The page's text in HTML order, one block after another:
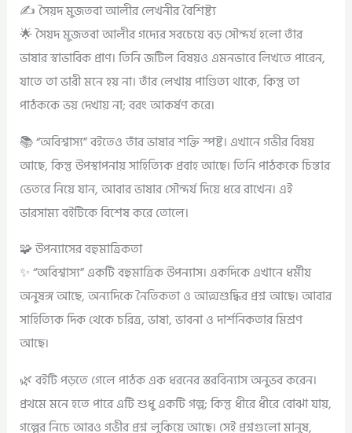
✍️ সৈয়দ মুজতবা আলীর লেখনীর বৈশিষ্ট্য
🌟 সৈয়দ মুজতবা আলীর গদ্যের সবচেয়ে বড় সৌন্দর্য হলো তাঁর
ভাষার স্বাভাবিক প্রাণ। তিনি জটিল বিষয়ও এমনভাবে লিখতে পারেন,
যাতে তা ভারী মনে হয় না। তাঁর লেখায় পাণ্ডিত্য থাকে, কিন্তু তা
পাঠককে ভয় দেখায় না; বরং আকর্ষণ করে।
📚 “অবিশ্বাস্য” বইতেও তাঁর ভাষার শক্তি স্পষ্ট। এখানে গভীর বিষয়
আছে, কিন্তু উপস্থাপনায় সাহিত্যিক প্রবাহ আছে। তিনি পাঠককে চিন্তার
ভেতরে নিয়ে যান, আবার ভাষার সৌন্দর্য দিয়ে ধরে রাখেন। এই
ভারসাম্য বইটিকে বিশেষ করে তোলে।
🧩 উপন্যাসের বহুমাত্রিকতা
✨ “অবিশ্বাস্য” একটি বহুমাত্রিক উপন্যাস। একদিকে এখানে ধর্মীয়
অনুষঙ্গ আছে, অন্যদিকে নৈতিকতা ও আত্মশুদ্ধির প্রশ্ন আছে। আবার
সাহিত্যিক দিক থেকে চরিত্র, ভাষা, ভাবনা ও দার্শনিকতার মিশ্রণ
আছে।
🌿 বইটি পড়তে গেলে পাঠক এক ধরনের স্তরবিন্যাস অনুভব করেন।
প্রথমে মনে হতে পারে এটি শুধু একটি গল্প; কিন্তু ধীরে ধীরে বোঝা যায়,
গল্পের নিচে আরও গভীর প্রশ্ন লুকিয়ে আছে। সেই প্রশ্নগুলো মানুষ,